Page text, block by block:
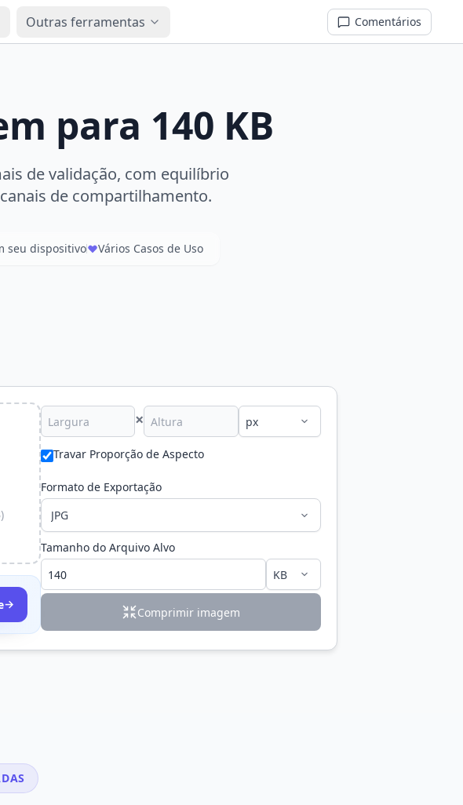
Outras ferramentas Comentários
para 140 KB
de validação, com equilíbrio
de compartilhamento.
seu dispositivo Vários Casos de Uso
→
×
Travar Proporção de Aspecto
Formato de Exportação
Tamanho do Arquivo Alvo
Comprimir imagem